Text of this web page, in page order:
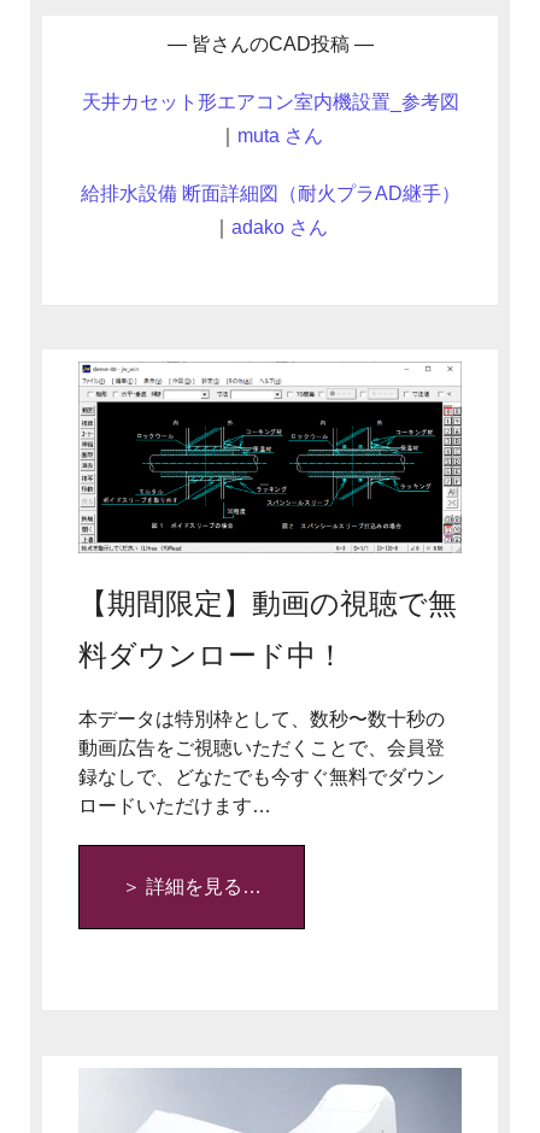
— 皆さんのCAD投稿 —
天井カセット形エアコン室内機設置_参考図
muta さん
給排水設備 断面詳細図（耐火プラAD継手）
adako さん
【期間限定】動画の視聴で無
料ダウンロード中！
本データは特別枠として、数秒〜数十秒の
動画広告をご視聴いただくことで、会員登
録なしで、どなたでも今すぐ無料でダウン
ロードいただけます…
＞ 詳細を見る…